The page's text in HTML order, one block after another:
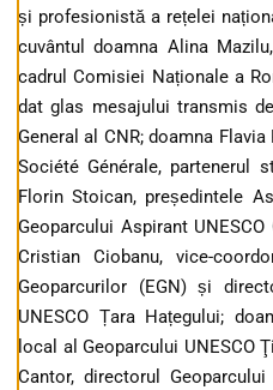
și profesionistă a rețelei
cuvântul doamna Alina
cadrul Comisiei Naționale a
dat glas mesajului transmis
General al CNR; doamna
Société Générale, partenerul
Florin Stoican, președintele
Geoparcului Aspirant
Cristian Ciobanu, vice-
Geoparcurilor (EGN) și
UNESCO Țara Hațegului;
local al Geoparcului UNESCO
Cantor, directorul Geoparcului